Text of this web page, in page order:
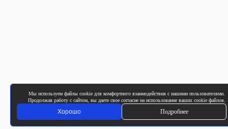
Мы используем файлы cookie для комфортного взаимодействия с нашими пользователями.
Продолжая работу с сайтом, вы даете свое согласие на использование ваших cookie файлов.
Хорошо Подробнее